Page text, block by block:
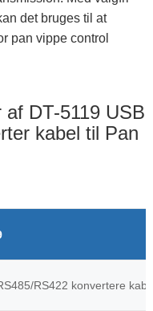
det bruges til at
pan vippe control
DT-5119 USB
kabel til Pan
RS422 konvertere